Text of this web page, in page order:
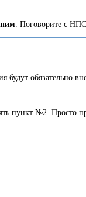
ним. Поговорите с
будут обязательно
пункт №2. Просто